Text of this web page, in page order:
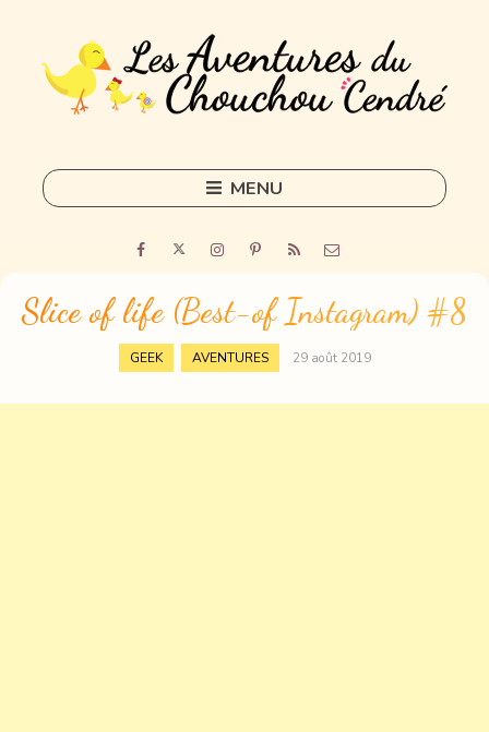
MENU
to
content
Home
Outils
Freelance
Slice of life (Best-of Instagram) #8
GEEK AVENTURES 29 août 2019